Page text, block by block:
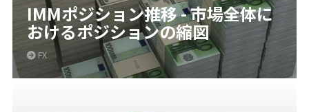
IMMポジション推移 - 市場全体に
おけるポジションの縮図
FX